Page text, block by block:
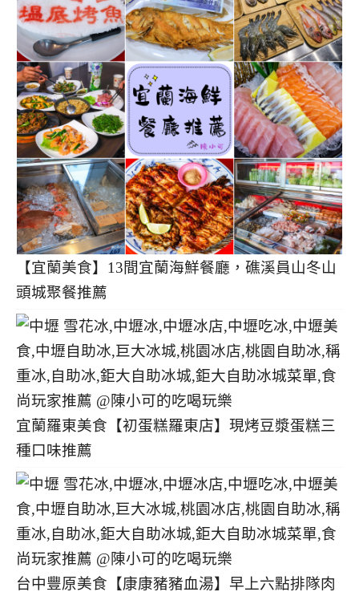
【宜蘭美食】13間宜蘭海鮮餐廳，礁溪員山冬山
頭城聚餐推薦
宜蘭羅東美食【初蛋糕羅東店】現烤豆漿蛋糕三
種口味推薦
台中豐原美食【康康豬豬血湯】早上六點排隊肉